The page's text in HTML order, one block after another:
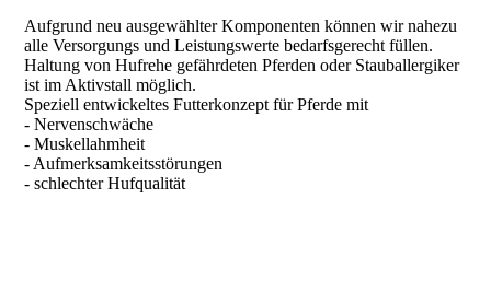
Aufgrund neu ausgewählter Komponenten können wir nahezu
alle Versorgungs und Leistungswerte bedarfsgerecht füllen.
Haltung von Hufrehe gefährdeten Pferden oder Stauballergiker
ist im Aktivstall möglich.
Speziell entwickeltes Futterkonzept für Pferde mit
- Nervenschwäche
- Muskellahmheit
- Aufmerksamkeitsstörungen
- schlechter Hufqualität